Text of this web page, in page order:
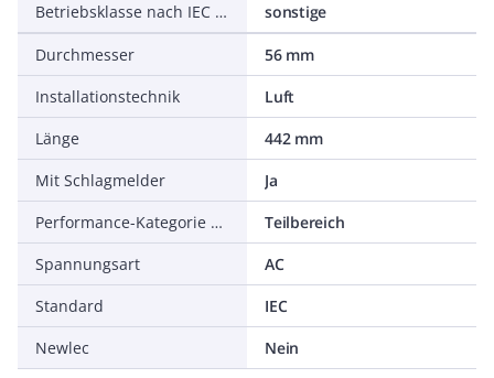
Betriebsklasse nach IEC 60269
sonstige
Durchmesser
56 mm
Installationstechnik
Luft
Länge
442 mm
Mit Schlagmelder
Ja
Performance-Kategorie nach IEC 60282-1
Teilbereich
Spannungsart
AC
Standard
IEC
Newlec
Nein